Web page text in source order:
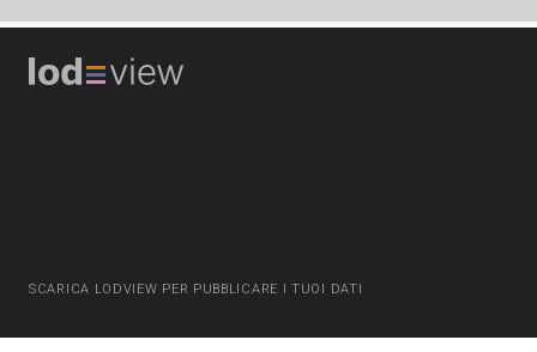
SCARICA LODVIEW PER PUBBLICARE I TUOI DATI